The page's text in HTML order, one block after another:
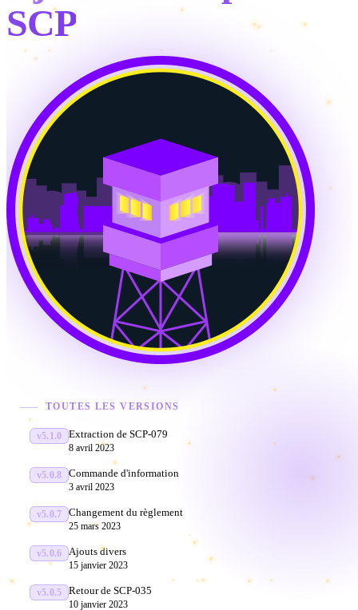
SCP
TOUTES LES VERSIONS
v5.1.0 Extraction de SCP-079
8 avril 2023
v5.0.8 Commande d'information
3 avril 2023
v5.0.7 Changement du règlement
25 mars 2023
v5.0.6 Ajouts divers
15 janvier 2023
v5.0.5 Retour de SCP-035
10 janvier 2023